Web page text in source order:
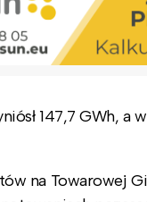
147,7 GWh, a
na Towarowej